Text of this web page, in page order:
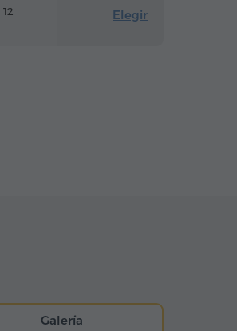
Elegir
Galería